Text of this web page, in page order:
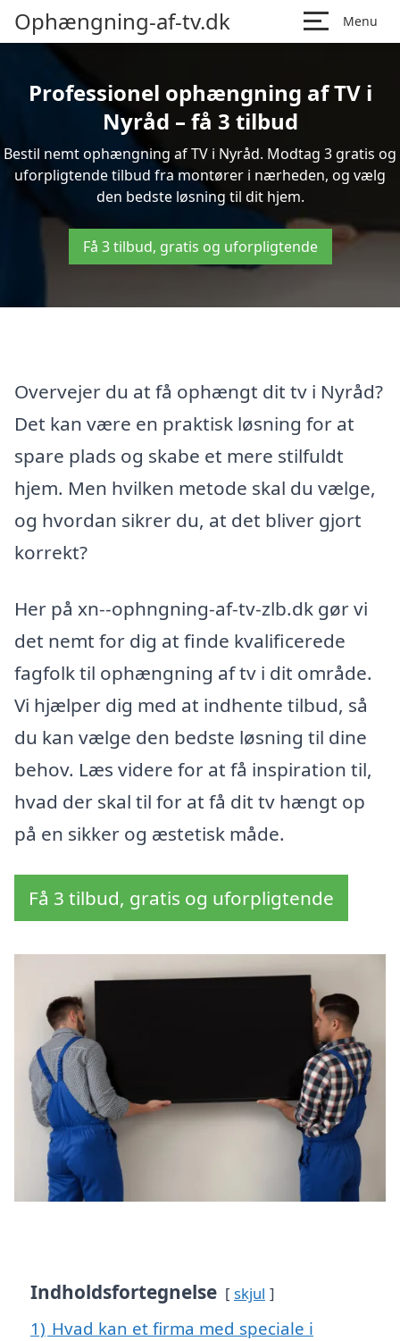
Ophængning-af-tv.dk Menu
Professionel ophængning af TV i
Nyråd – få 3 tilbud
Bestil nemt ophængning af TV i Nyråd. Modtag 3 gratis og
uforpligtende tilbud fra montører i nærheden, og vælg
den bedste løsning til dit hjem.
Få 3 tilbud, gratis og uforpligtende
Overvejer du at få ophængt dit tv i Nyråd?
Det kan være en praktisk løsning for at
spare plads og skabe et mere stilfuldt
hjem. Men hvilken metode skal du vælge,
og hvordan sikrer du, at det bliver gjort
korrekt?
Her på xn--ophngning-af-tv-zlb.dk gør vi
det nemt for dig at finde kvalificerede
fagfolk til ophængning af tv i dit område.
Vi hjælper dig med at indhente tilbud, så
du kan vælge den bedste løsning til dine
behov. Læs videre for at få inspiration til,
hvad der skal til for at få dit tv hængt op
på en sikker og æstetisk måde.
Få 3 tilbud, gratis og uforpligtende
Indholdsfortegnelse skjul
1) Hvad kan et firma med speciale i